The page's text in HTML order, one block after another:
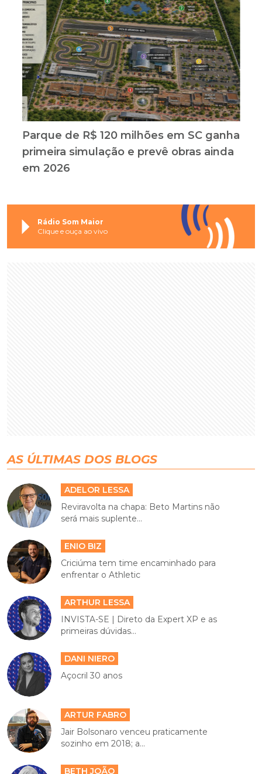
Parque de R$ 120 milhões em SC ganha
primeira simulação e prevê obras ainda
em 2026
Rádio Som Maior
Clique e ouça ao vivo
AS ÚLTIMAS DOS BLOGS
ADELOR LESSA
Reviravolta na chapa: Beto Martins não
será mais suplente...
ENIO BIZ
Criciúma tem time encaminhado para
enfrentar o Athletic
ARTHUR LESSA
INVISTA-SE | Direto da Expert XP e as
primeiras dúvidas...
DANI NIERO
Açocril 30 anos
ARTUR FABRO
Jair Bolsonaro venceu praticamente
sozinho em 2018; a...
BETH JOÃO